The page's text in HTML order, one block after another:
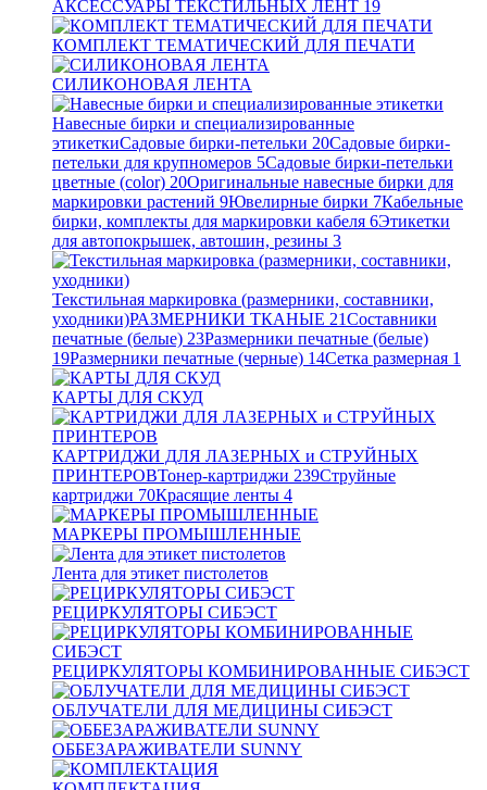
АКСЕССУАРЫ ТЕКСТИЛЬНЫХ ЛЕНТ 19
КОМПЛЕКТ ТЕМАТИЧЕСКИЙ ДЛЯ ПЕЧАТИ
СИЛИКОНОВАЯ ЛЕНТА
Навесные бирки и специализированные
этикеткиСадовые бирки-петельки 20Садовые бирки-
петельки для крупномеров 5Садовые бирки-петельки
цветные (color) 20Оригинальные навесные бирки для
маркировки растений 9Ювелирные бирки 7Кабельные
бирки, комплекты для маркировки кабеля 6Этикетки
для автопокрышек, автошин, резины 3
Текстильная маркировка (размерники, составники,
уходники)РАЗМЕРНИКИ ТКАНЫЕ 21Составники
печатные (белые) 23Размерники печатные (белые)
19Размерники печатные (черные) 14Сетка размерная 1
КАРТЫ ДЛЯ СКУД
КАРТРИДЖИ ДЛЯ ЛАЗЕРНЫХ и СТРУЙНЫХ
ПРИНТЕРОВТонер-картриджи 239Струйные
картриджи 70Красящие ленты 4
МАРКЕРЫ ПРОМЫШЛЕННЫЕ
Лента для этикет пистолетов
РЕЦИРКУЛЯТОРЫ СИБЭСТ
РЕЦИРКУЛЯТОРЫ КОМБИНИРОВАННЫЕ СИБЭСТ
ОБЛУЧАТЕЛИ ДЛЯ МЕДИЦИНЫ СИБЭСТ
ОББЕЗАРАЖИВАТЕЛИ SUNNY